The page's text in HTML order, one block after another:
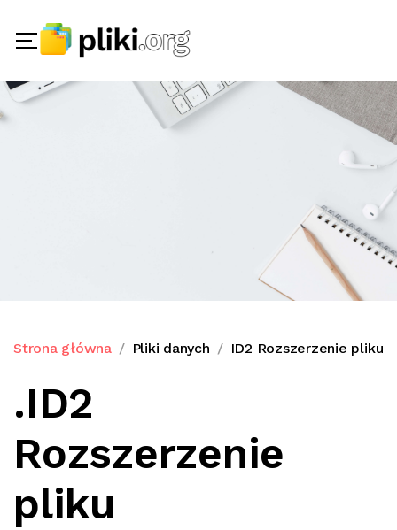
Strona główna Pliki danych ID2 Rozszerzenie pliku
.ID2
Rozszerzenie
pliku